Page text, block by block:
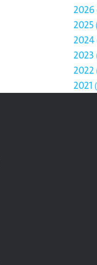
2026
2025
2024
2023
2022
2021